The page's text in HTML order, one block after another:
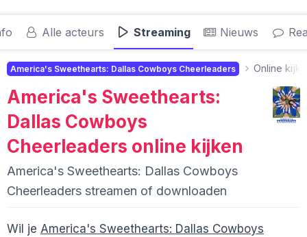
Alle acteurs Streaming Nieuws
America's Sweethearts: Dallas Cowboys Cheerleaders Online
America's Sweethearts:
Dallas Cowboys
Cheerleaders online kijken
America's Sweethearts: Dallas Cowboys
Cheerleaders streamen of downloaden
Wil je America's Sweethearts: Dallas Cowboys